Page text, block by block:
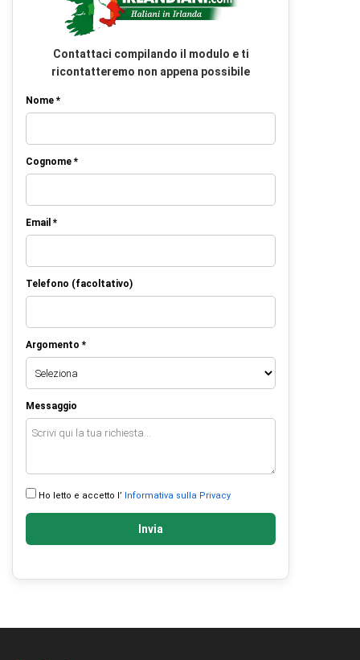
Contattaci compilando il modulo e ti
ricontatteremo non appena possibile
Nome *
Cognome *
Email *
Telefono (facoltativo)
Argomento *
Messaggio
Ho letto e accetto l’ Informativa sulla Privacy
Invia